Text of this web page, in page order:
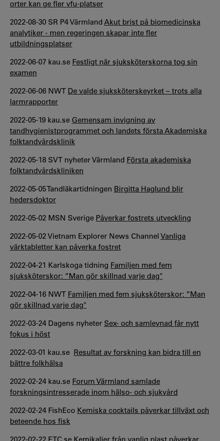
orter kan ge fler vfu-platser
2022-08-30 SR P4 Värmland Akut brist på biomedicinska
analytiker - men regeringen skapar inte fler
utbildningsplatser
2022-06-07 kau.se Festligt när sjuksköterskorna tog sin
examen
2022-06-06 NWT De valde sjuksköterskeyrket – trots alla
larmrapporter
2022-05-19 kau.se Gemensam invigning av
tandhygienistprogrammet och landets första Akademiska
folktandvårdsklinik
2022-05-18 SVT nyheter Värmland Första akademiska
folktandvårdskliniken
2022-05-05 Tandläkartidningen Birgitta Haglund blir
hedersdoktor
2022-05-02 MSN Sverige Påverkar fostrets utveckling
2022-05-02 Vietnam Explorer News Channel Vanliga
värktabletter kan påverka fostret
2022-04-21 Karlskoga tidning Familjen med fem
sjuksköterskor: ”Man gör skillnad varje dag"
2022-04-16 NWT Familjen med fem sjuksköterskor: ”Man
gör skillnad varje dag"
2022-03-24 Dagens nyheter Sex- och samlevnad får nytt
fokus i höst
2022-03-01 kau.se Resultat av forskning kan bidra till en
bättre folkhälsa
2022-02-24 kau.se Forum Värmland samlade
forskningsintresserade inom hälso- och sjukvård
2022-02-24 FishEco Kemiska cocktails påverkar tillväxt och
beteende hos fisk